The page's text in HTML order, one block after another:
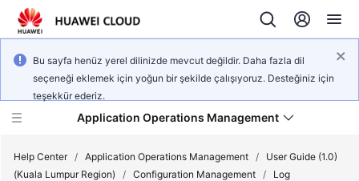
Bu sayfa henüz yerel dilinizde mevcut değildir. Daha fazla dil
seçeneği eklemek için yoğun bir şekilde çalışıyoruz. Desteğiniz için
teşekkür ederiz.
Application Operations Management
Help Center / Application Operations Management /
User Guide (1.0)
(Kuala Lumpur Region)
/ Configuration Management /
Log